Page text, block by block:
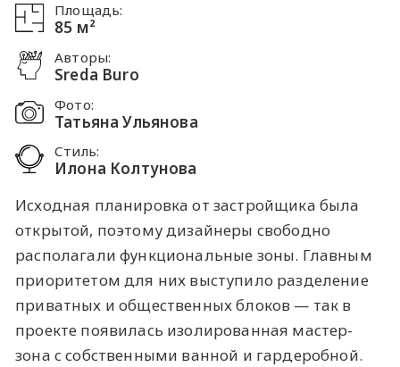
Площадь:
85 м²
Авторы:
Sreda Buro
Фото:
Татьяна Ульянова
Стиль:
Илона Колтунова
Исходная планировка от застройщика была
открытой, поэтому дизайнеры свободно
располагали функциональные зоны. Главным
приоритетом для них выступило разделение
приватных и общественных блоков — так в
проекте появилась изолированная мастер-
зона с собственными ванной и гардеробной.